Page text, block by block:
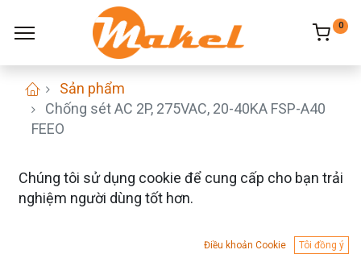
0
Sản phẩm
Chống sét AC 2P, 275VAC, 20-40KA FSP-A40
FEEO
Chúng tôi sử dụng cookie để cung cấp cho bạn trải
nghiệm người dùng tốt hơn.
Điều khoản Cookie Tôi đồng ý